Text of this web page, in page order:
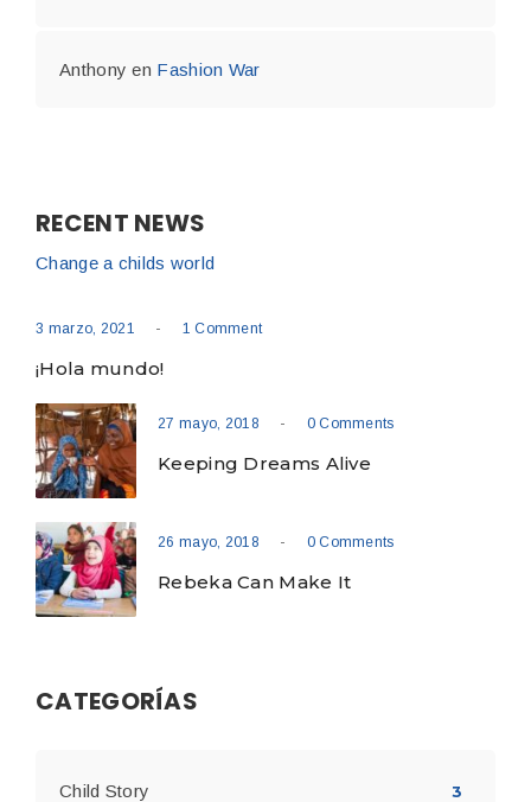
Anthony en Fashion War
RECENT NEWS
Change a childs world
3 marzo, 2021 - 1 Comment
¡Hola mundo!
27 mayo, 2018 - 0 Comments
Keeping Dreams Alive
26 mayo, 2018 - 0 Comments
Rebeka Can Make It
CATEGORÍAS
Child Story 3